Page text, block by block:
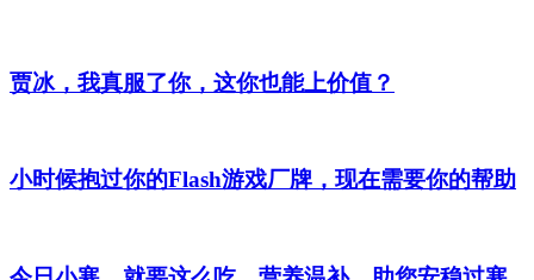
贾冰，我真服了你，这你也能上价值？
小时候抱过你的Flash游戏厂牌，现在需要你的帮助